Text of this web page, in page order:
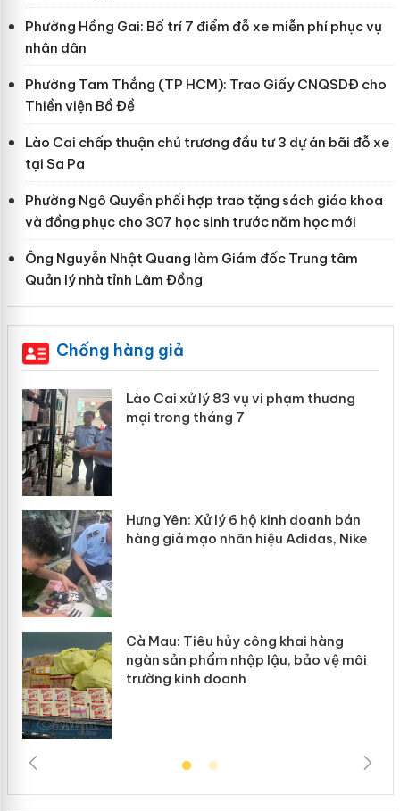
Phường Hồng Gai: Bố trí 7 điểm đỗ xe miễn phí phục vụ
nhân dân
Phường Tam Thắng (TP HCM): Trao Giấy CNQSDĐ cho
Thiền viện Bồ Đề
Lào Cai chấp thuận chủ trương đầu tư 3 dự án bãi đỗ xe
tại Sa Pa
Phường Ngô Quyền phối hợp trao tặng sách giáo khoa
và đồng phục cho 307 học sinh trước năm học mới
Ông Nguyễn Nhật Quang làm Giám đốc Trung tâm
Quản lý nhà tỉnh Lâm Đồng
Chống hàng giả
Lào Cai xử lý 83 vụ vi phạm thương
mại trong tháng 7
Hưng Yên: Xử lý 6 hộ kinh doanh bán
hàng giả mạo nhãn hiệu Adidas, Nike
Cà Mau: Tiêu hủy công khai hàng
ngàn sản phẩm nhập lậu, bảo vệ môi
trường kinh doanh